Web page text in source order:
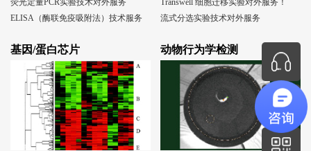
荧光定量PCR实验技术对外服务
ELISA（酶联免疫吸附法）技术服务
Transwell 细胞迁移实验对外服务！
流式分选实验技术对外服务
基因/蛋白芯片 动物行为学检测